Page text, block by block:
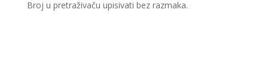
Broj u pretraživaču upisivati bez razmaka.